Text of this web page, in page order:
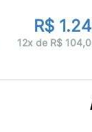
R$
12x de R$